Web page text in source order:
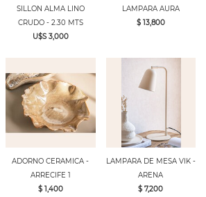
SILLON ALMA LINO
CRUDO - 2.30 MTS
U$S 3,000
LAMPARA AURA
$ 13,800
ADORNO CERAMICA -
ARRECIFE 1
$ 1,400
LAMPARA DE MESA VIK -
ARENA
$ 7,200